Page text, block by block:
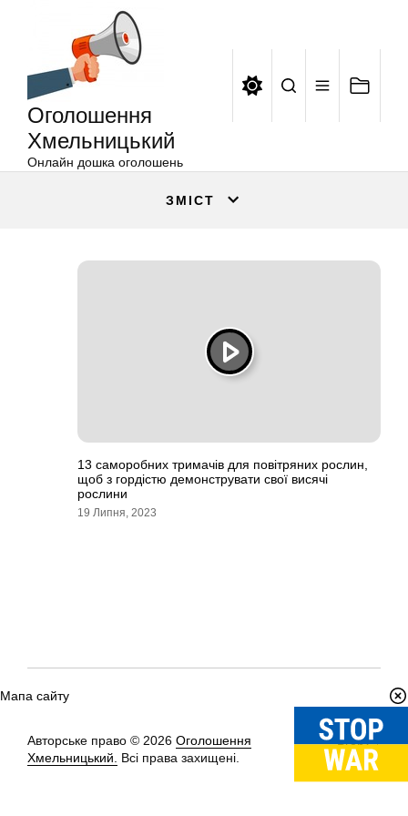
Оголошення
Хмельницький
Онлайн дошка оголошень
ЗМІСТ
13 саморобних тримачів для повітряних рослин,
щоб з гордістю демонструвати свої висячі
рослини
19 Липня, 2023
Мапа сайту
Авторське право © 2026 Оголошення
Хмельницький.
Всі права захищені.
Вгору